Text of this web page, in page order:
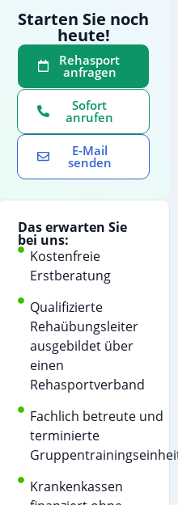
Telefon
uns
direkt
für
persönliche
Beratung:
Telefonanruf
starten
Kostenfreie
Terminvereinbarung
Schreiben
detaillierte
Starten Sie noch
heute!
Rehasport
anfragen
Sofort
anrufen
E-Mail
senden
Das erwarten Sie
bei uns:
Kostenfreie
Erstberatung
Qualifizierte
Rehaübungsleiter
ausgebildet über
einen
Rehasportverband
Fachlich betreute und
terminierte
Krankenkassen